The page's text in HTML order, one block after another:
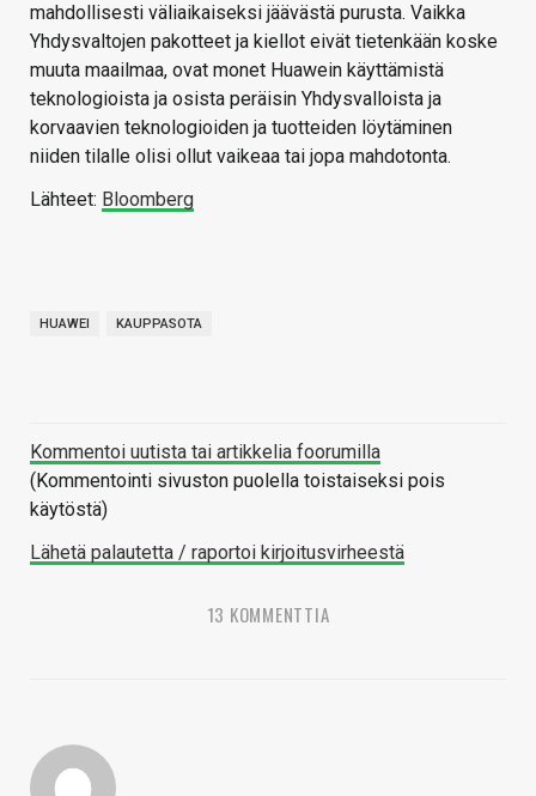
mahdollisesti väliaikaiseksi jäävästä purusta. Vaikka
Yhdysvaltojen pakotteet ja kiellot eivät tietenkään koske
muuta maailmaa, ovat monet Huawein käyttämistä
teknologioista ja osista peräisin Yhdysvalloista ja
korvaavien teknologioiden ja tuotteiden löytäminen
niiden tilalle olisi ollut vaikeaa tai jopa mahdotonta.
Lähteet: Bloomberg
HUAWEI KAUPPASOTA
Kommentoi uutista tai artikkelia foorumilla
(Kommentointi sivuston puolella toistaiseksi pois
käytöstä)
Lähetä palautetta / raportoi kirjoitusvirheestä
13 KOMMENTTIA